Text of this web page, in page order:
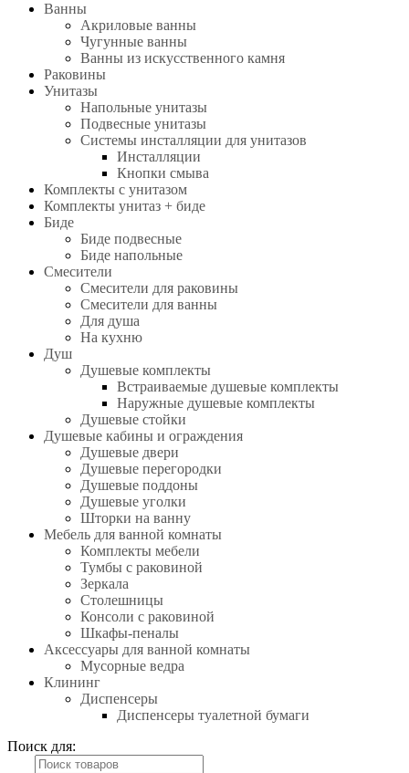
Ванны
Акриловые ванны
Чугунные ванны
Ванны из искусственного камня
Раковины
Унитазы
Напольные унитазы
Подвесные унитазы
Системы инсталляции для унитазов
Инсталляции
Кнопки смыва
Комплекты с унитазом
Комплекты унитаз + биде
Биде
Биде подвесные
Биде напольные
Смесители
Смесители для раковины
Смесители для ванны
Для душа
На кухню
Душ
Душевые комплекты
Встраиваемые душевые комплекты
Наружные душевые комплекты
Душевые стойки
Душевые кабины и ограждения
Душевые двери
Душевые перегородки
Душевые поддоны
Душевые уголки
Шторки на ванну
Мебель для ванной комнаты
Комплекты мебели
Тумбы с раковиной
Зеркала
Столешницы
Консоли с раковиной
Шкафы-пеналы
Аксессуары для ванной комнаты
Мусорные ведра
Клининг
Диспенсеры
Диспенсеры туалетной бумаги
Поиск для: